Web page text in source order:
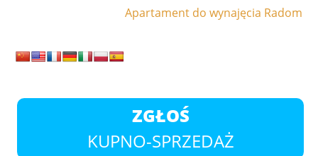
Apartament do wynajęcia Radom
ZGŁOŚ
KUPNO-SPRZEDAŻ